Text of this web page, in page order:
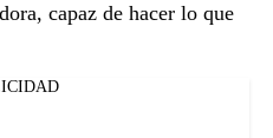
capaz de hacer lo que